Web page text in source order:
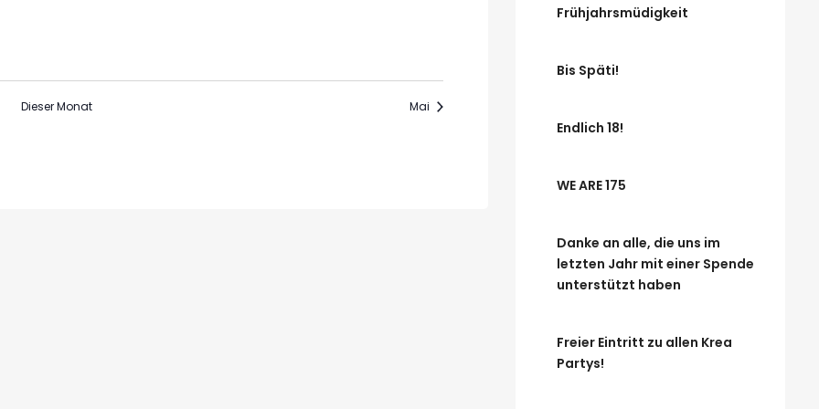
Dieser Monat Mai
Frühjahrsmüdigkeit
Bis Späti!
Endlich 18!
WE ARE 175
Danke an alle, die uns im
letzten Jahr mit einer Spende
unterstützt haben
Freier Eintritt zu allen Krea
Partys!